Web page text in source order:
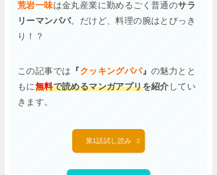
荒岩一味は金丸産業に勤めるごく普通のサラ
リーマンパパ。だけど、料理の腕はとびっき
り！？
この記事では 『クッキングパパ』の魅力とと
もに無料で読めるマンガアプリを紹介してい
きます。
第1話試し読み